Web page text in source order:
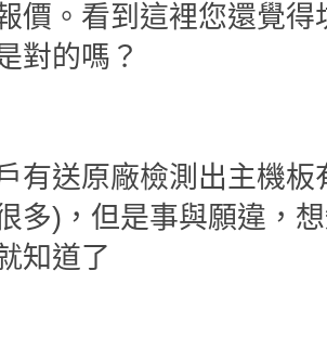
價。看到這裡您還覺
對的嗎？
有送原廠檢測出主機
多)，但是事與願違，
知道了